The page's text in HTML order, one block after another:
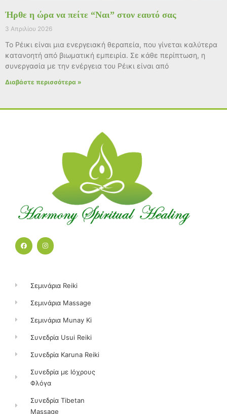
Ήρθε η ώρα να πείτε “Ναι” στον εαυτό σας
3 Απριλίου 2026
Το Ρέικι είναι μια ενεργειακή θεραπεία, που γίνεται καλύτερα
κατανοητή από βιωματική εμπειρία. Σε κάθε περίπτωση, η
συνεργασία με την ενέργεια του Ρέικι είναι από
Διαβάστε περισσότερα »
F
a
I
n
m
Σεμινάρια Reiki
Σεμινάρια Massage
Σεμινάρια Munay Ki
Συνεδρία Usui Reiki
Συνεδρία Karuna Reiki
Συνεδρία με Ιόχρους
Φλόγα
Συνεδρία Tibetan
Massage